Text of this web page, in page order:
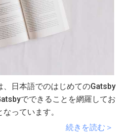
日本語でのはじめてのGatsby
でできることを網羅してお
っています。
続きを読む＞